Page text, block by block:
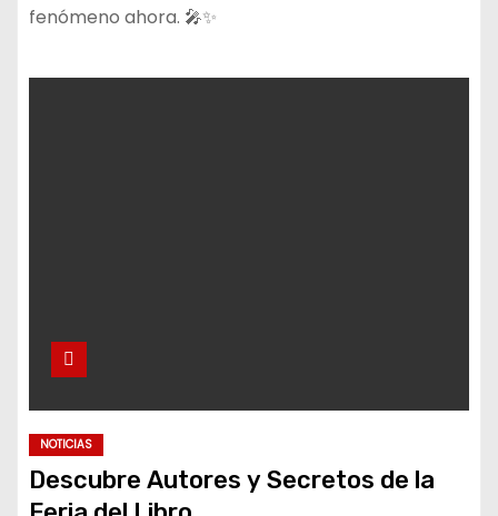
fenómeno ahora. 🎤✨
NOTICIAS
Descubre Autores y Secretos de la